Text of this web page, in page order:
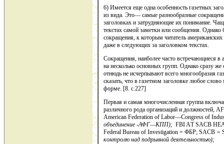
6) Имеется еще одна особенность газетных
из вида. Это— самые разнообразные
заголовках и затрудняющие их понима­ние.
текстах самой заметки или сообщения. Однако
сокраще­ния, к которым читатель
даже в следующих за заголовком текстах.
Сокращения, наиболее часто встречающиеся в
на несколько основных групп. Однако сразу
отнюдь не исчерпывают всего многообразия
сказать, что в газетном заголовке любое
форме. [8. c.227]
Первая и самая многочисленная группа
различного ро­да организаций и
American Federation of Labor—Congress of
объе­динение -АФГ—КПП); FBI AТ SACB
Federal Bureau of Investiga­tion = ФБР; SACB =
контролю над подрывной деятельностью);